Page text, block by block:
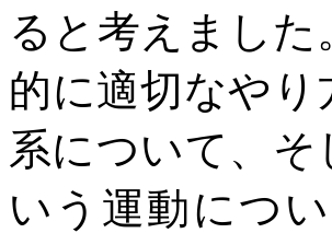
ると考えまし
的に適切なや
系について、
いう運動につ